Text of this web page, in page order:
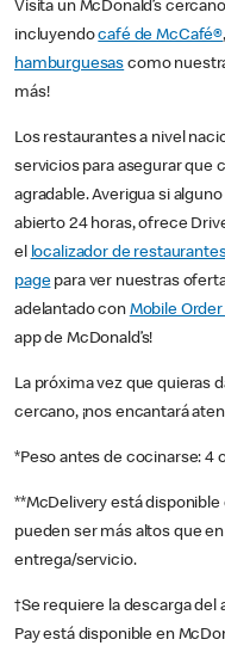
Visita un McDonald’s
incluyendocafé de McCafé®,
hamburguesas como
más!
Los restaurantes a nivel
servicios para asegurar que
agradable. Averigua si
abierto 24 horas, ofrece
el localizador de
pagepara ver nuestras
adelantado con Mobile Order
app de McDonald’s!
La próxima vez que quieras
cercano, ¡nos encantará
*Peso antes de cocinarse: 4
**McDelivery está disponible
pueden ser más altos que
entrega/servicio.
†Se requiere la descarga del
Pay está disponible en